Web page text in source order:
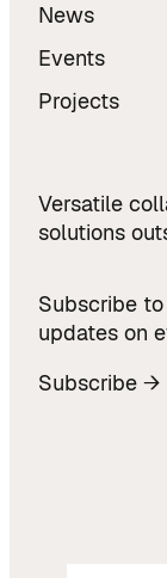
News
Events
Projects
Versatile
solutions
Subscribe
updates on
Subscribe →